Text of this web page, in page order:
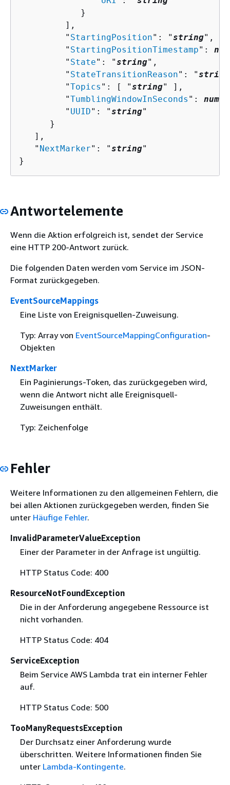
            }
         ],
         "
StartingPosition": "string",
         "
StartingPositionTimestamp":
         "
State": "string",
         "
StateTransitionReason": "string
         "
Topics ": [ "string" ],
         "
TumblingWindowInSeconds ":
         "
UUID": "string"
      }
   ],
   "
NextMarker": "string"
}
Antwortelemente
Wenn die Aktion erfolgreich ist, sendet der Service
eine HTTP 200-Antwort zurück.
Die folgenden Daten werden vom Service im JSON-
Format zurückgegeben.
EventSourceMappings
Eine Liste von Ereignisquellen-Zuweisung.
Typ: Array von EventSourceMappingConfiguration-
Objekten
NextMarker
Ein Paginierungs-Token, das zurückgegeben wird,
wenn die Antwort nicht alle Ereignisquell-
Zuweisungen enthält.
Typ: Zeichenfolge
Fehler
Weitere Informationen zu den allgemeinen Fehlern, die
bei allen Aktionen zurückgegeben werden, finden Sie
unter Häufige Fehler.
InvalidParameterValueException
Einer der Parameter in der Anfrage ist ungültig.
HTTP Status Code: 400
ResourceNotFoundException
Die in der Anforderung angegebene Ressource ist
nicht vorhanden.
HTTP Status Code: 404
ServiceException
Beim Service AWS Lambda trat ein interner Fehler
auf.
HTTP Status Code: 500
TooManyRequestsException
Der Durchsatz einer Anforderung wurde
überschritten. Weitere Informationen finden Sie
unter Lambda-Kontingente.